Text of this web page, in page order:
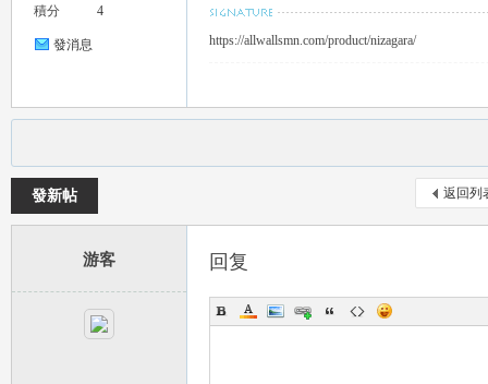
積分 4
發消息 https://allwallsmn.com/product/nizagara/
返回列
發新帖
游客 回复